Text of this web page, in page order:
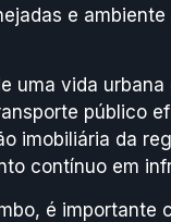
e
uma vida urbana
público
imobiliária da
contínuo em
é importante